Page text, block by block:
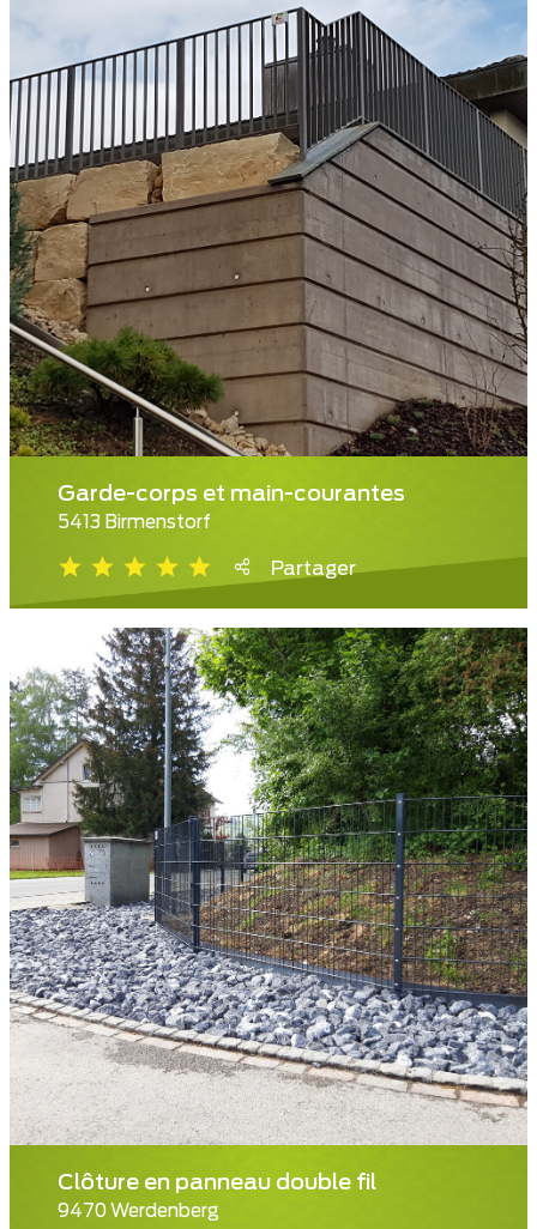
Garde-corps et main-courantes
5413 Birmenstorf
Partager
Clôture en panneau double fil
9470 Werdenberg